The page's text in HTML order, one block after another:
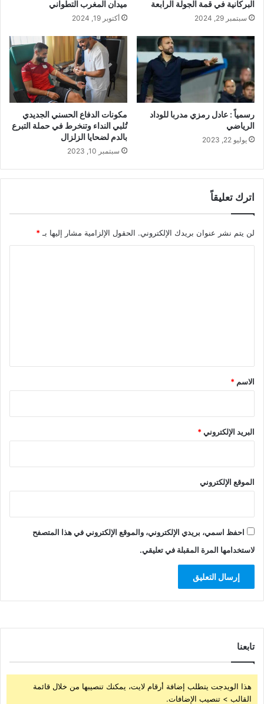
البركانية في قمة الجولة الرابعة
سبتمبر 29, 2024
ميدان المغرب التطواني
أكتوبر 19, 2024
رسمياً : عادل رمزي مدربا للوداد
الرياضي
يوليو 22, 2023
مكونات الدفاع الحسني الجديدي
تُلبي النداء وتنخرط في حملة التبرع
بالدم لضحايا الزلزال
سبتمبر 10, 2023
اترك تعليقاً
لن يتم نشر عنوان بريدك الإلكتروني. الحقول الإلزامية مشار إليها بـ *
*
الاسم *
البريد الإلكتروني*
الموقع الإلكتروني
احفظ اسمي، بريدي الإلكتروني، والموقع الإلكتروني في هذا المتصفح
لاستخدامها المرة المقبلة في تعليقي.
تابعنا
هذا الويدجت يتطلب إضافة أرقام لايت، يمكنك تنصيبها من خلال قائمة
القالب > تنصيب الإضافات.